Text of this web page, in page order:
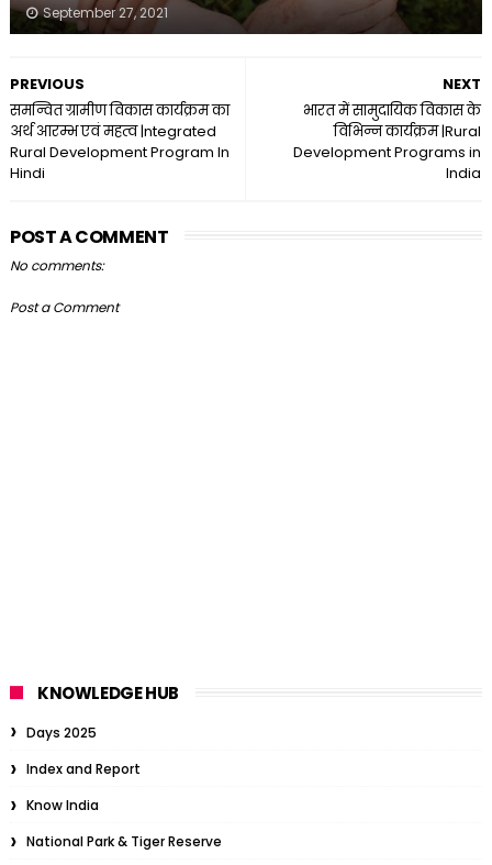
September 27, 2021
NEXT
भारत में सामुदायिक विकास के
विभिन्न कार्यक्रम |Rural
Development Programs in
India
PREVIOUS
समन्वित ग्रामीण विकास कार्यक्रम का
अर्थ आरम्भ एवं महत्व |ntegrated
Rural Development Program In
Hindi
POST A COMMENT
No comments:
Post a Comment
KNOWLEDGE HUB
Days 2025
Index and Report
Know India
National Park & Tiger Reserve